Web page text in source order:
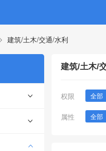
建筑/土木/交通/水利
建筑/土木/
权限 全部
属性 全部